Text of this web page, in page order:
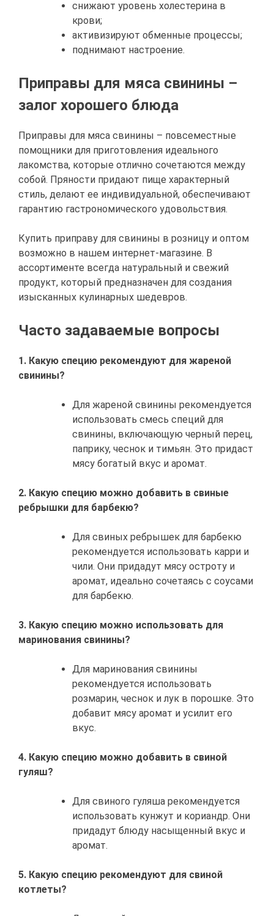
снижают уровень холестерина в
крови;
активизируют обменные процессы;
поднимают настроение.
Приправы для мяса свинины –
залог хорошего блюда
Приправы для мяса свинины – повсеместные
помощники для приготовления идеального
лакомства, которые отлично сочетаются между
собой. Пряности придают пище характерный
стиль, делают ее индивидуальной, обеспечивают
гарантию гастрономического удовольствия.
Купить приправу для свинины в розницу и оптом
возможно в нашем интернет-магазине. В
ассортименте всегда натуральный и свежий
продукт, который предназначен для создания
изысканных кулинарных шедевров.
Часто задаваемые вопросы
1. Какую специю рекомендуют для жареной
свинины?
Для жареной свинины рекомендуется
использовать смесь специй для
свинины, включающую черный перец,
паприку, чеснок и тимьян. Это придаст
мясу богатый вкус и аромат.
2. Какую специю можно добавить в свиные
ребрышки для барбекю?
Для свиных ребрышек для барбекю
рекомендуется использовать карри и
чили. Они придадут мясу остроту и
аромат, идеально сочетаясь с соусами
для барбекю.
3. Какую специю можно использовать для
маринования свинины?
Для маринования свинины
рекомендуется использовать
розмарин, чеснок и лук в порошке. Это
добавит мясу аромат и усилит его
вкус.
4. Какую специю можно добавить в свиной
гуляш?
Для свиного гуляша рекомендуется
использовать кунжут и кориандр. Они
придадут блюду насыщенный вкус и
аромат.
5. Какую специю рекомендуют для свиной
котлеты?